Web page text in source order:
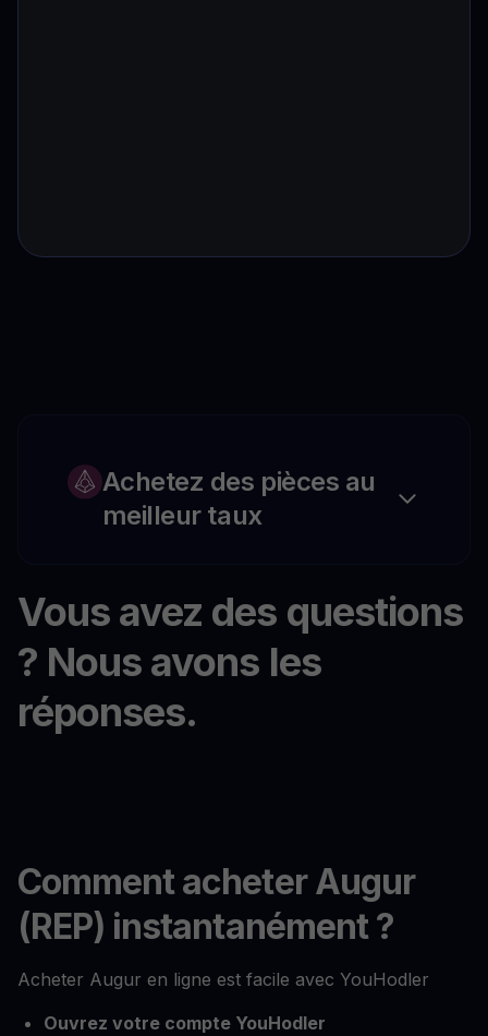
Achetez des pièces au
meilleur taux
Vous avez des questions
? Nous avons les
réponses.
Comment acheter Augur
(REP) instantanément ?
Acheter Augur en ligne est facile avec YouHodler
Ouvrez votre compte YouHodler